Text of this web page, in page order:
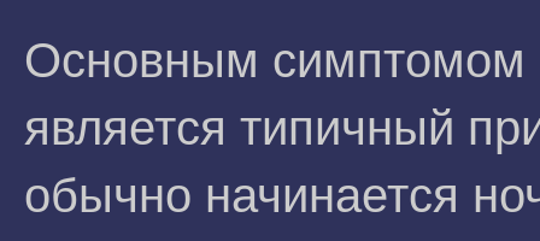
Основным симптомом
является типичный
обычно начинается